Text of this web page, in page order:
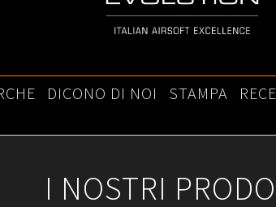
DICONO DI NOI STAMPA
I NOSTRI